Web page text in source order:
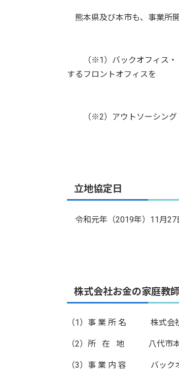
熊本県及び本市も、事業所
（※1）バックオフィス・・
するフロントオフィスを
支援する
（※2）アウトソーシング・
立地協定日
令和元年（2019年）11月27
株式会社お金の家庭教
（1）事 業 所 名 株式会
（2）所 在 地 八代市本
（3）事 業 内 容 バック